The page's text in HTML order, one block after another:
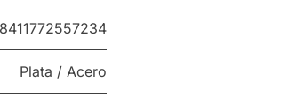
8411772557234
Plata / Acero